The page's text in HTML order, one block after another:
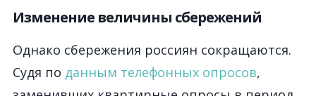
Изменение величины сбережений
Однако сбережения россиян сокращаются.
Судя по данным телефонных опросов,